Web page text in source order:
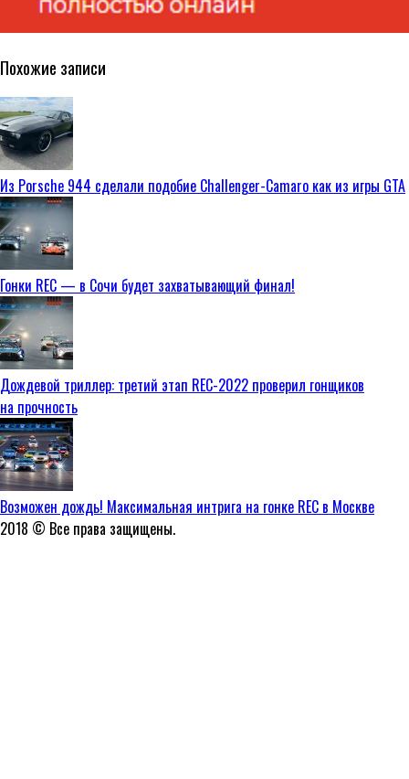
Похожие записи
Из Porsche 944 сделали подобие Challenger-Camaro как из игры GTA
Гонки REC — в Сочи будет захватывающий финал!
Дождевой триллер: третий этап REC-2022 проверил гонщиков
на прочность
Возможен дождь! Максимальная интрига на гонке REC в Москве
2018 © Все права защищены.